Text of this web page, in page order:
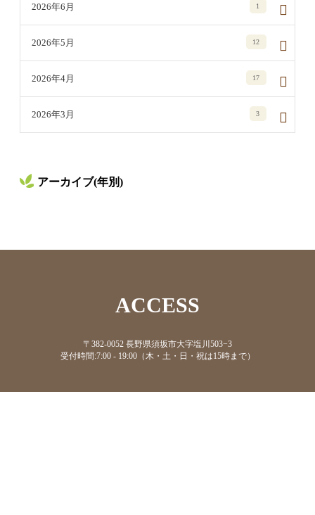
2026年6月 1
2026年5月 12
2026年4月 17
2026年3月 3
アーカイブ(年別)
ACCESS
〒382-0052 長野県須坂市大字塩川503−3
受付時間:7:00 - 19:00（木・土・日・祝は15時まで）